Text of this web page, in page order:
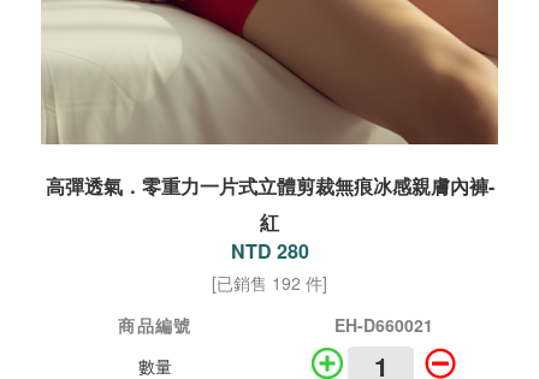
高彈透氣．零重力一片式立體剪裁無痕冰感親膚內褲-
紅
NTD 280
[已銷售 192 件]
商品編號
EH-D660021
數量